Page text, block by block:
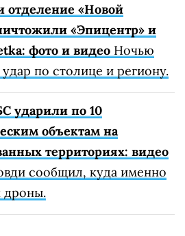
отделение «Новой
«Эпицентр» и
фото и видео Ночью
удар по столице и региону.
ударили по 10
объектам на
территориях: видео
сообщил, куда именно
дроны.